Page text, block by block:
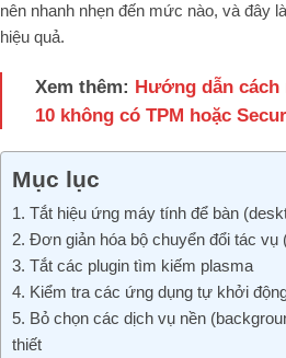
nên nhanh nhẹn đến mức nào, và đây
hiệu quả.
Xem thêm: Hướng dẫn cách
10 không có TPM hoặc
Mục lục
1. Tắt hiệu ứng máy tính để bàn
2. Đơn giản hóa bộ chuyển đổi tác vụ
3. Tắt các plugin tìm kiếm plasma
4. Kiểm tra các ứng dụng tự khởi
5. Bỏ chọn các dịch vụ nền
thiết